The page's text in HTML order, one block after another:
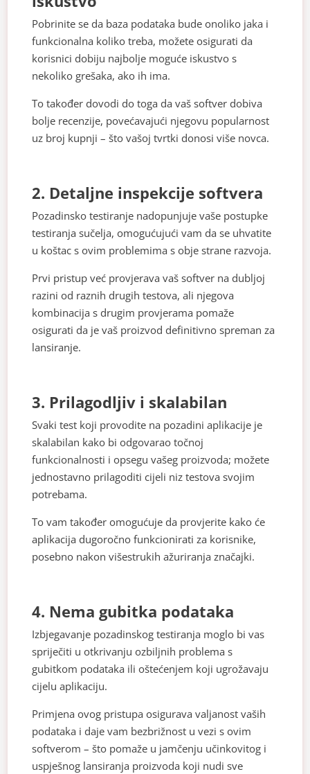
Pobrinite se da baza podataka bude onoliko jaka i
funkcionalna koliko treba, možete osigurati da
korisnici dobiju najbolje moguće iskustvo s
nekoliko grešaka, ako ih ima.
To također dovodi do toga da vaš softver dobiva
bolje recenzije, povećavajući njegovu popularnost
uz broj kupnji – što vašoj tvrtki donosi više novca.
2. Detaljne inspekcije softvera
Pozadinsko testiranje nadopunjuje vaše postupke
testiranja sučelja, omogućujući vam da se uhvatite
u koštac s ovim problemima s obje strane razvoja.
Prvi pristup već provjerava vaš softver na dubljoj
razini od raznih drugih testova, ali njegova
kombinacija s drugim provjerama pomaže
osigurati da je vaš proizvod definitivno spreman za
lansiranje.
3. Prilagodljiv i skalabilan
Svaki test koji provodite na pozadini aplikacije je
skalabilan kako bi odgovarao točnoj
funkcionalnosti i opsegu vašeg proizvoda; možete
jednostavno prilagoditi cijeli niz testova svojim
potrebama.
To vam također omogućuje da provjerite kako će
aplikacija dugoročno funkcionirati za korisnike,
posebno nakon višestrukih ažuriranja značajki.
4. Nema gubitka podataka
Izbjegavanje pozadinskog testiranja moglo bi vas
spriječiti u otkrivanju ozbiljnih problema s
gubitkom podataka ili oštećenjem koji ugrožavaju
cijelu aplikaciju.
Primjena ovog pristupa osigurava valjanost vaših
podataka i daje vam bezbrižnost u vezi s ovim
softverom – što pomaže u jamčenju učinkovitog i
uspješnog lansiranja proizvoda koji nudi sve